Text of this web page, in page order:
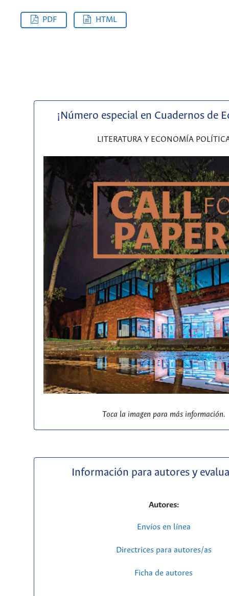
PDF HTML
¡Número especial en Cuadernos de
LITERATURA Y ECONOMÍA
Toca la imagen para más información.
Información para autores y
Autores:
Envíos en línea
Directrices para autores/as
Ficha de autores